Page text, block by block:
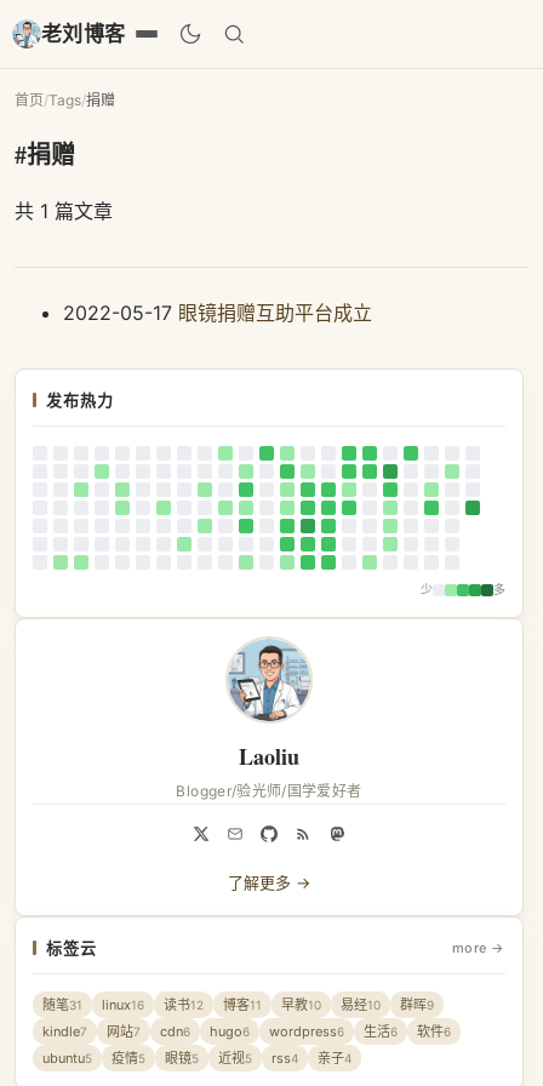
老刘博客
首页/Tags/捐赠
#捐赠
共 1 篇文章
2022-05-17 眼镜捐赠互助平台成立
发布热力
少 多
Laoliu
Blogger/验光师/国学爱好者
了解更多 →
标签云 more →
随笔31 linux16 读书12 博客11 早教10 易经10 群晖9
kindle7 网站7 cdn6 hugo6 wordpress6 生活6 软件6
ubuntu5 疫情5 眼镜5 近视5 rss4 亲子4